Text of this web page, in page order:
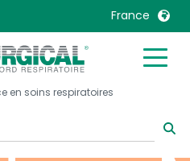
France
Italia
en soins respiratoires